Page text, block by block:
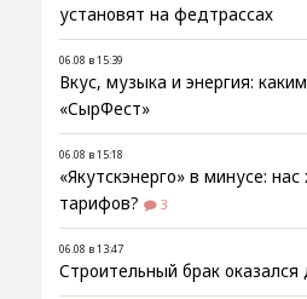
установят на федтрассах
06.08 в 15:39
Вкус, музыка и энергия:
«СырФест»
06.08 в 15:18
«Якутскэнерго» в минусе:
тарифов?
3
06.08 в 13:47
Строительный брак